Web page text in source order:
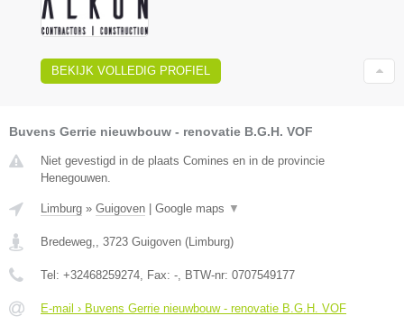
BEKIJK VOLLEDIG PROFIEL
Buvens Gerrie nieuwbouw - renovatie B.G.H. VOF
Niet gevestigd in de plaats Comines en in de provincie
Henegouwen.
Limburg » Guigoven Google maps ▼
Bredeweg,, 3723 Guigoven (Limburg)
Tel: +32468259274, Fax: -, BTW-nr: 0707549177
E-mail › Buvens Gerrie nieuwbouw - renovatie B.G.H. VOF